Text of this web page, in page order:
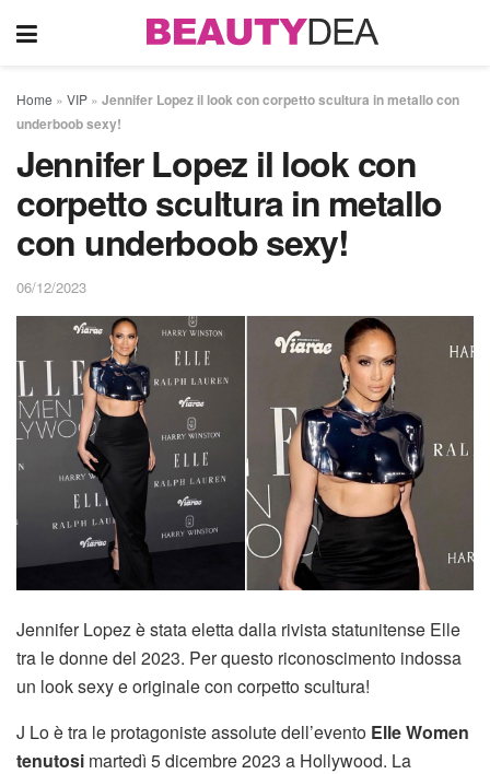
Home » VIP » Jennifer Lopez il look con corpetto scultura in metallo con
underboob sexy!
Jennifer Lopez il look con
corpetto scultura in metallo
con underboob sexy!
06/12/2023
Jennifer Lopez è stata eletta dalla rivista statunitense Elle
tra le donne del 2023. Per questo riconoscimento indossa
un look sexy e originale con corpetto scultura!
J Lo è tra le protagoniste assolute dell’evento Elle Women
tenutosi martedì 5 dicembre 2023 a Hollywood. La